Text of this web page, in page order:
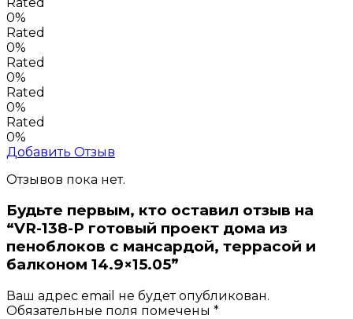
0%
Rated
0%
Rated
0%
Rated
0%
Rated
0%
Добавить Отзыв
Отзывов пока нет.
Будьте первым, кто оставил отзыв на
“VR-138-P готовый проект дома из
пеноблоков с мансардой, террасой и
балконом 14.9×15.05”
Ваш адрес email не будет опубликован.
Обязательные поля помечены *